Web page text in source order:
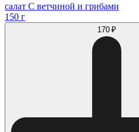
салат С ветчиной и грибами
150 г
170 ₽